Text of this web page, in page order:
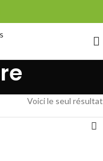
Voici le seul résultat